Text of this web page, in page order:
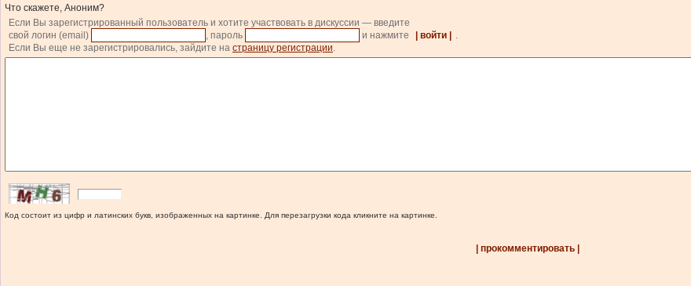
Что скажете, Аноним?
Если Вы зарегистрированный пользователь и хотите участвовать в дискуссии — введите
свой логин (email)
, пароль и нажмите | войти |
.
Если Вы еще не зарегистрировались, зайдите на страницу регистрации.
Код состоит из цифр и латинских букв, изображенных на картинке. Для перезагрузки кода кликните на картинке.
| прокомментировать |